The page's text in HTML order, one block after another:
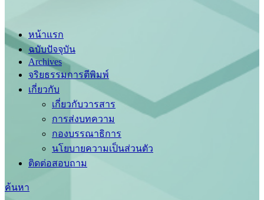
หน้าแรก
ฉบับปัจจุบัน
Archives
จริยธรรมการตีพิมพ์
เกี่ยวกับ
เกี่ยวกับวารสาร
การส่งบทความ
กองบรรณาธิการ
นโยบายความเป็นส่วนตัว
ติดต่อสอบถาม
ค้นหา